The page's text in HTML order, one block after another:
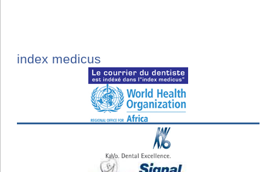
index medicus